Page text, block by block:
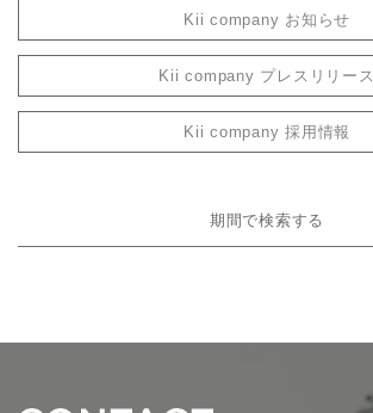
Kii company お知らせ
Kii company プレスリリース
Kii company 採用情報
期間で検索する